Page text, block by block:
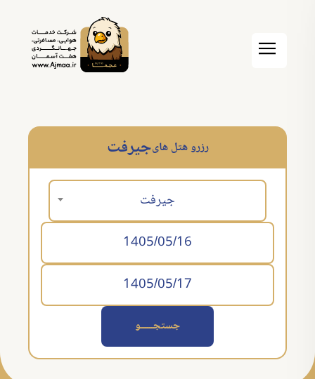
جیرفترزرو هتل های
جیرفت
جستجــــــو